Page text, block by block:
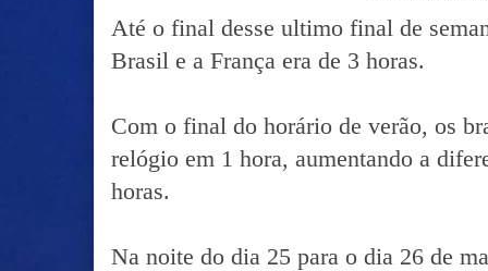
Até o final desse ultimo final de
Brasil e a França era de 3 horas.
Com o final do horário de verão, os
relógio em 1 hora, aumentando a
horas.
Na noite do dia 25 para o dia 26 de